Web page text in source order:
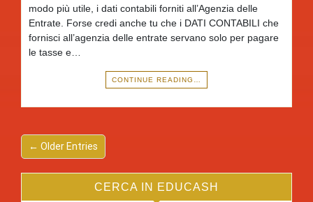
modo più utile, i dati contabili forniti all’Agenzia delle
Entrate. Forse credi anche tu che i DATI CONTABILI che
fornisci all’agenzia delle entrate servano solo per pagare
le tasse e…
CONTINUE READING…
← Older Entries
CERCA IN EDUCASH